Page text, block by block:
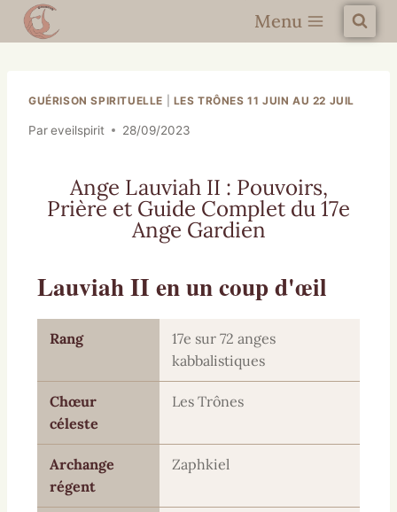
Menu
GUÉRISON SPIRITUELLE LES TRÔNES 11 JUIN AU 22 JUIL
Pareveilspirit 28/09/2023
Ange Lauviah II : Pouvoirs,
Prière et Guide Complet du 17e
Ange Gardien
Lauviah II en un coup d'œil
Rang
17e sur 72 anges
kabbalistiques
Chœur
céleste
Les Trônes
Archange
régent
Zaphkiel